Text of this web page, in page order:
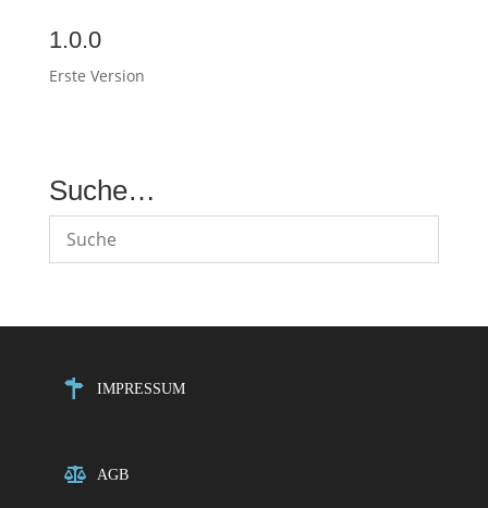
1.0.0
Erste Version
Suche…
IMPRESSUM
AGB